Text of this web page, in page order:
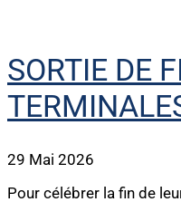
SORTIE DE
29 Mai 2026
Pour célébrer la fin de